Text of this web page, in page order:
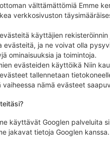
välttämättömiä Emme
verkkosivuston
käyttäjien
evästeitä, ja ne voivat olla
ominaisuuksia ja toimintoja.
evästeiden käyttöikä Niin
tallennetaan
nämä evästeet
käyttävät Googlen palveluita
jakavat tietoja Googlen kanssa.